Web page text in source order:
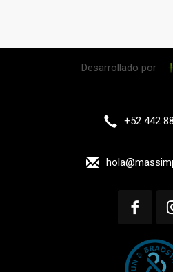
Desarrollado por
+52 442